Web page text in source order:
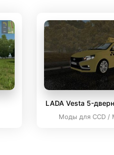
LADA Vesta 5-
Моды для CCD /